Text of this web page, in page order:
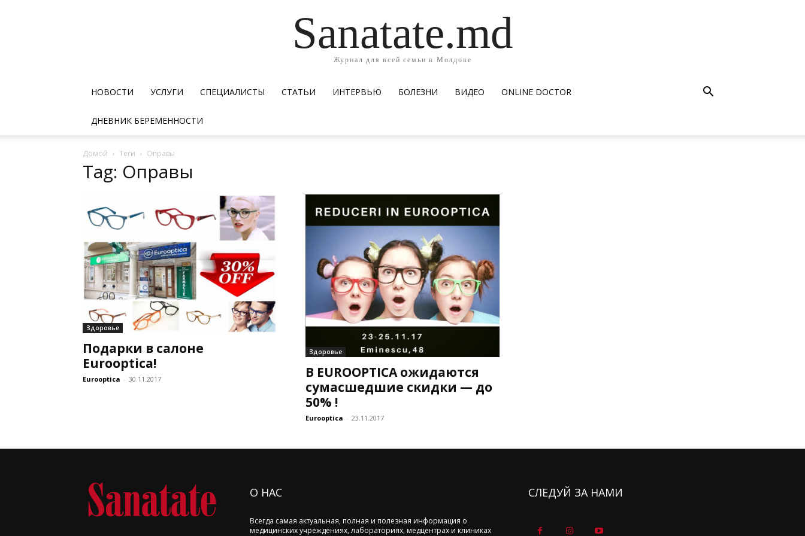
Sanatate.md
Журнал для всей семьи в Молдове
НОВОСТИ УСЛУГИ СПЕЦИАЛИСТЫ СТАТЬИ ИНТЕРВЬЮ БОЛЕЗНИ ВИДЕО ОNLINE DOCTOR
ДНЕВНИК БЕРЕМЕННОСТИ
Домой Теги Оправы
Tag: Оправы
Здоровье
Подарки в салоне
Eurooptica!
Eurooptica - 30.11.2017
Здоровье
В EUROOPTICA ожидаются
сумасшедшие скидки — до
50% !
Eurooptica - 23.11.2017
О НАС
Всегда самая актуальная, полная и полезная информация о
медицинских учреждениях, лабораториях, медцентрах и клиниках
СЛЕДУЙ ЗА НАМИ